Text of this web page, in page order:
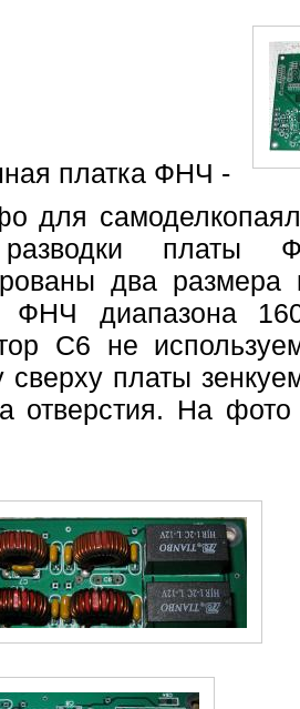
платка ФНЧ -
для
разводки
два размера
ФНЧ диапазона
С6 не
сверху платы
отверстия. На фото